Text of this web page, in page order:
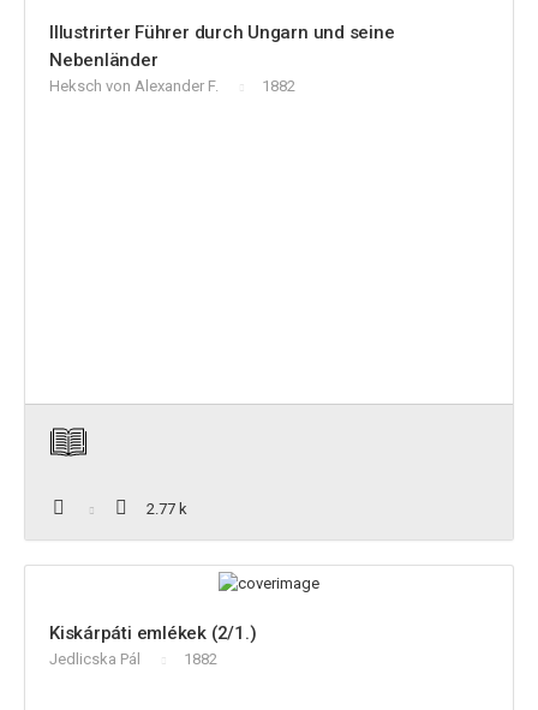
Illustrirter Führer durch Ungarn und seine
Nebenländer
Heksch von Alexander F. 1882
2.77 k
Kiskárpáti emlékek (2/1.)
Jedlicska Pál 1882